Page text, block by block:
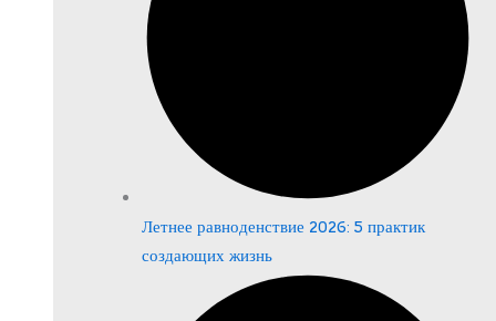
Летнее равноденствие 2026: 5 практик
создающих жизнь